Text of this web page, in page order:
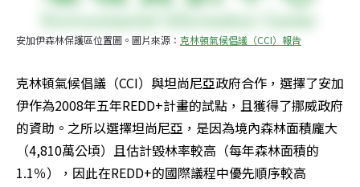
安加伊森林保護區位置圖。圖片來源： 克林頓氣候倡議（CCI）報告
克林頓氣候倡議（CCI）與坦尚尼亞政府合作，選擇了安加
伊作為2008年五年REDD+計畫的試點，且獲得了挪威政府
的資助。之所以選擇坦尚尼亞，是因為境內森林面積龐大
（4,810萬公頃）且估計毀林率較高（每年森林面積的
1.1％），因此在REDD+的國際議程中優先順序較高